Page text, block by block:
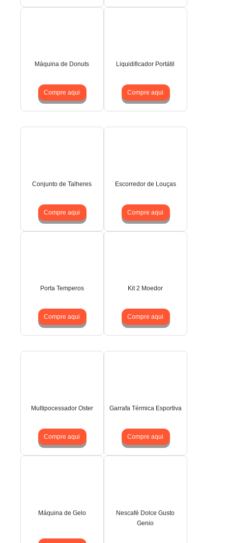
Máquina de Donuts
Compre aqui
Liquidificador Portátil
Compre aqui
Conjunto de Talheres
Compre aqui
Escorredor de Louças
Compre aqui
Porta Temperos
Compre aqui
Kit 2 Moedor
Compre aqui
Multipocessador Oster
Compre aqui
Garrafa Térmica Esportiva
Compre aqui
Máquina de Gelo
Nescafé Dolce Gusto
Genio